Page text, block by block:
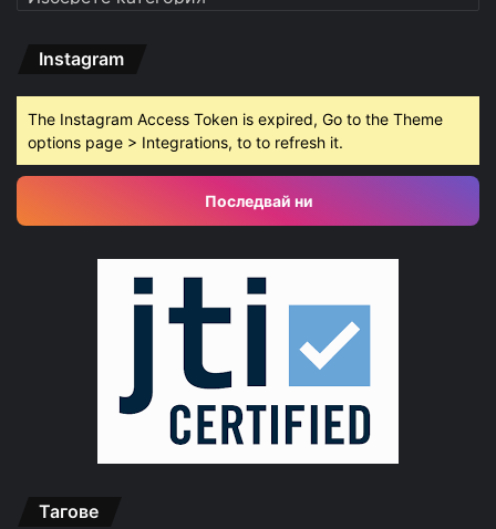
Instagram
The Instagram Access Token is expired, Go to the Theme
options page > Integrations, to to refresh it.
Последвай ни
Тагове